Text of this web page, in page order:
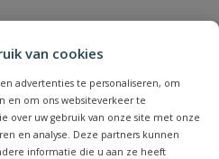
van cookies
advertenties te personaliseren, om
en om ons websiteverkeer te
over uw gebruik van onze site met onze
en analyse. Deze partners kunnen
informatie die u aan ze heeft
is 1 cm² hemelwaterafvoer